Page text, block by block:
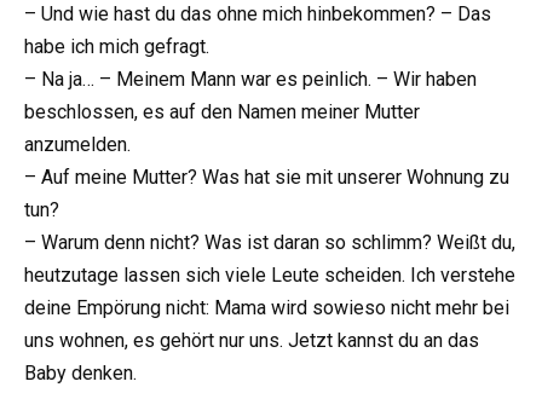
– Und wie hast du das ohne mich hinbekommen? – Das
habe ich mich gefragt.
– Na ja… – Meinem Mann war es peinlich. – Wir haben
beschlossen, es auf den Namen meiner Mutter
anzumelden.
– Auf meine Mutter? Was hat sie mit unserer Wohnung zu
tun?
– Warum denn nicht? Was ist daran so schlimm? Weißt du,
heutzutage lassen sich viele Leute scheiden. Ich verstehe
deine Empörung nicht: Mama wird sowieso nicht mehr bei
uns wohnen, es gehört nur uns. Jetzt kannst du an das
Baby denken.